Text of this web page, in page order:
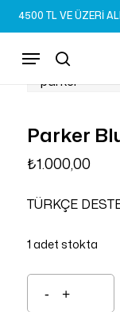
Skip
to
content
4500 TL VE ÜZERİ
search
Menu Sepet
Parker
₺1.000,00
TÜRKÇE
1 adet stokta